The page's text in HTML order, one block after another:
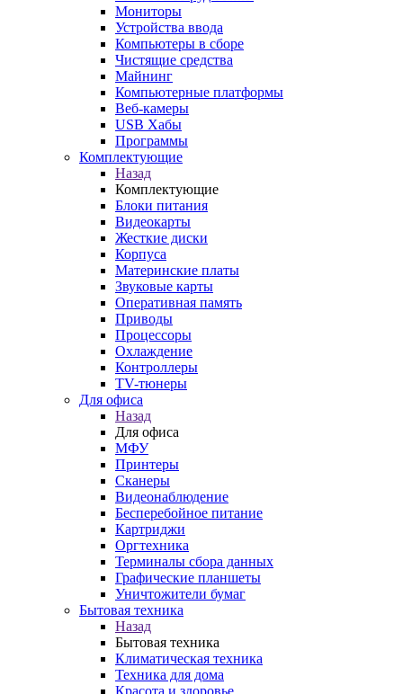
Мониторы
Устройства ввода
Компьютеры в сборе
Чистящие средства
Майнинг
Компьютерные платформы
Веб-камеры
USB Хабы
Программы
Комплектующие
Назад
Комплектующие
Блоки питания
Видеокарты
Жесткие диски
Корпуса
Материнские платы
Звуковые карты
Оперативная память
Приводы
Процессоры
Охлаждение
Контроллеры
TV-тюнеры
Для офиса
Назад
Для офиса
МФУ
Принтеры
Сканеры
Видеонаблюдение
Бесперебойное питание
Картриджи
Оргтехника
Терминалы сбора данных
Графические планшеты
Уничтожители бумаг
Бытовая техника
Назад
Бытовая техника
Климатическая техника
Техника для дома
Красота и здоровье